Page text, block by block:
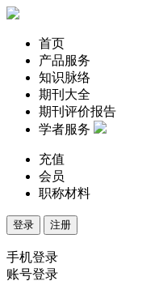
首页
产品服务
知识脉络
期刊大全
期刊评价报告
学者服务
充值
会员
职称材料
登录 注册
手机登录
账号登录